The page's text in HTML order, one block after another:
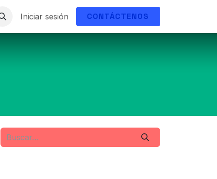
Iniciar sesión CONTÁCTENOS